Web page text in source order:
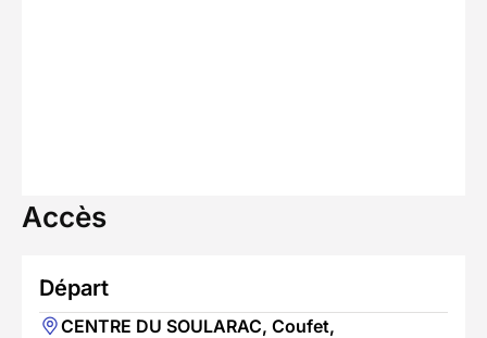
Accès
Départ
CENTRE DU SOULARAC, Coufet,